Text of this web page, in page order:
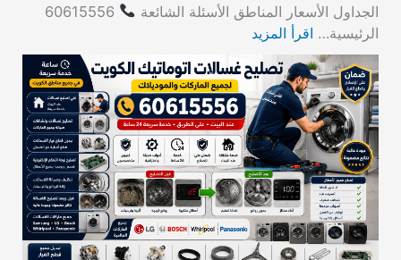
الجداول الأسعار المناطق الأسئلة الشائعة
60615556
الرئيسية… اقرأ المزيد